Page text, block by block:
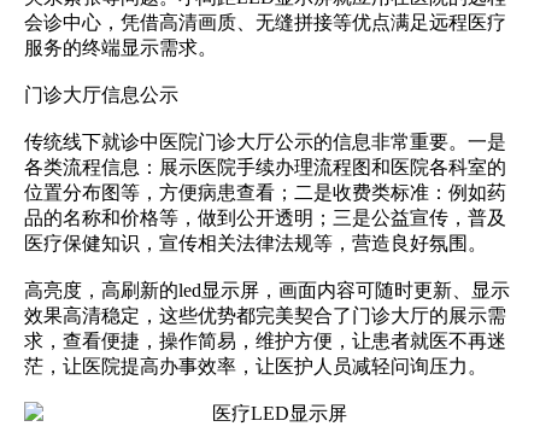
会诊中心，凭借高清画质、无缝拼接等优点满足远程医疗
服务的终端显示需求。
门诊大厅信息公示
传统线下就诊中医院门诊大厅公示的信息非常重要。一是
各类流程信息：展示医院手续办理流程图和医院各科室的
位置分布图等，方便病患查看；二是收费类标准：例如药
品的名称和价格等，做到公开透明；三是公益宣传，普及
医疗保健知识，宣传相关法律法规等，营造良好氛围。
高亮度，高刷新的led显示屏 ，画面内容可随时更新、显示
效果高清稳定，这些优势都完美契合了门诊大厅的展示需
求，查看便捷，操作简易，维护方便，让患者就医不再迷
茫，让医院提高办事效率，让医护人员减轻问询压力。